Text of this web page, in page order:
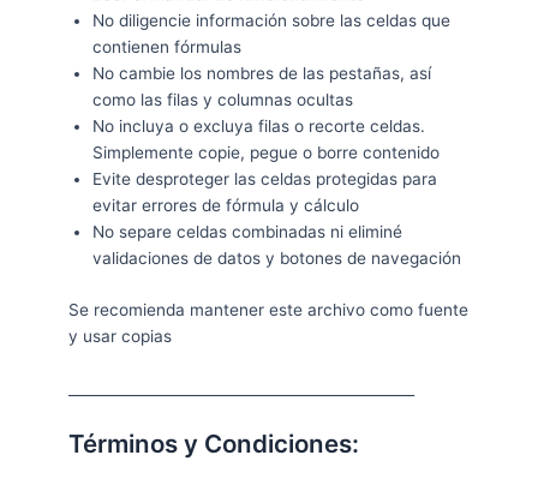
No diligencie información sobre las celdas que
contienen fórmulas
No cambie los nombres de las pestañas, así
como las filas y columnas ocultas
No incluya o excluya filas o recorte celdas.
Simplemente copie, pegue o borre contenido
Evite desproteger las celdas protegidas para
evitar errores de fórmula y cálculo
No separe celdas combinadas ni eliminé
validaciones de datos y botones de navegación
Se recomienda mantener este archivo como fuente
y usar copias
Términos y Condiciones: